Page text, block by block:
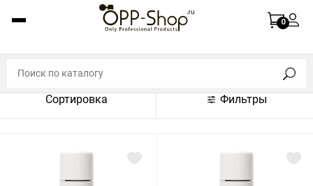
0
Сортировка Фильтры
По названию (A-Z)
По цене (по возрастанию)
По цене (по убыванию)
По популярности (по убыванию)